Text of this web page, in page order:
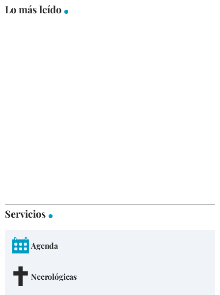
Lo más leído
Servicios
Agenda
Necrológicas